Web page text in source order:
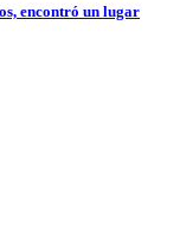
encontró un lugar